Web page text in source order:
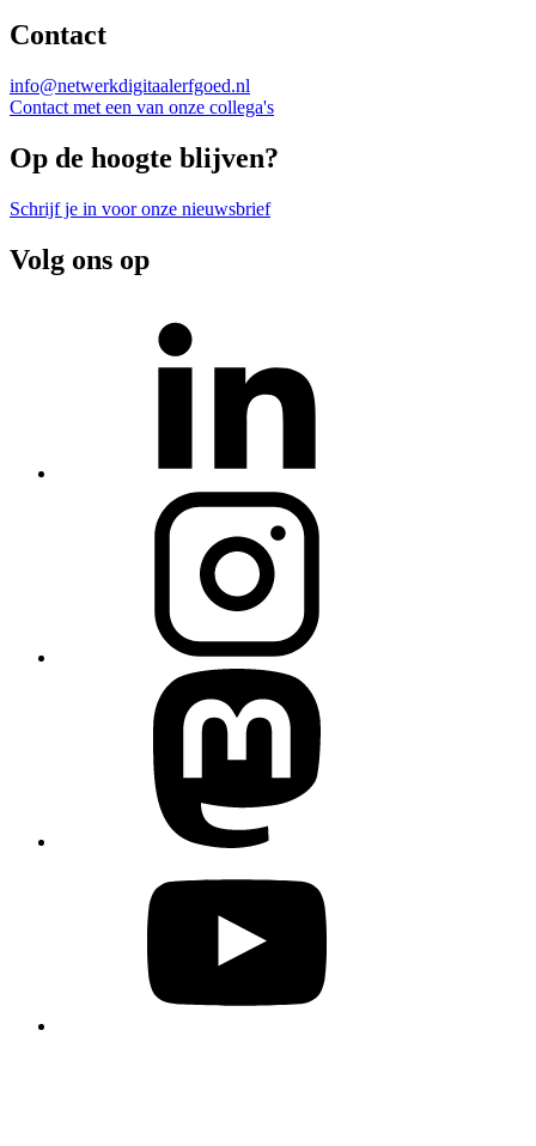
Contact
info@netwerkdigitaalerfgoed.nl
Contact met een van onze collega's
Op de hoogte blijven?
Schrijf je in voor onze nieuwsbrief
Volg ons op